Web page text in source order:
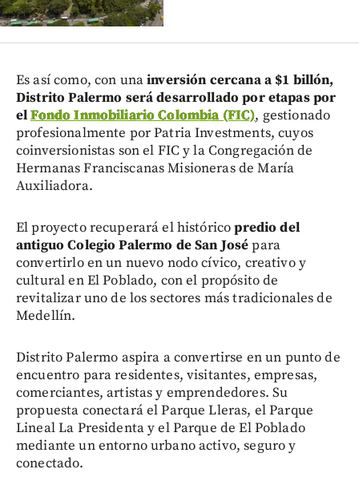
Es así como, con unainversión cercana a $1 billón,
Distrito Palermo será desarrollado por etapas por
elFondo Inmobiliario Colombia (FIC), gestionado
profesionalmente por Patria Investments, cuyos
coinversionistas son el FIC y la Congregación de
Hermanas Franciscanas Misioneras de María
Auxiliadora.
El proyecto recuperará el históricopredio del
antiguo Colegio Palermo de San Josépara
convertirlo en un nuevo nodo cívico, creativo y
cultural en El Poblado, con el propósito de
revitalizar uno de los sectores más tradicionales de
Medellín.
Distrito Palermo aspira a convertirse en un punto de
encuentro para residentes, visitantes, empresas,
comerciantes, artistas y emprendedores. Su
propuesta conectará el Parque Lleras, el Parque
Lineal La Presidenta y el Parque de El Poblado
mediante un entorno urbano activo, seguro y
conectado.